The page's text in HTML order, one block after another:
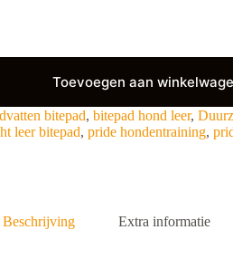
Toevoegen aan
bitepad, bitepad hond leer,
leer bitepad, pride hondentraining,
Beschrijving Extra informatie